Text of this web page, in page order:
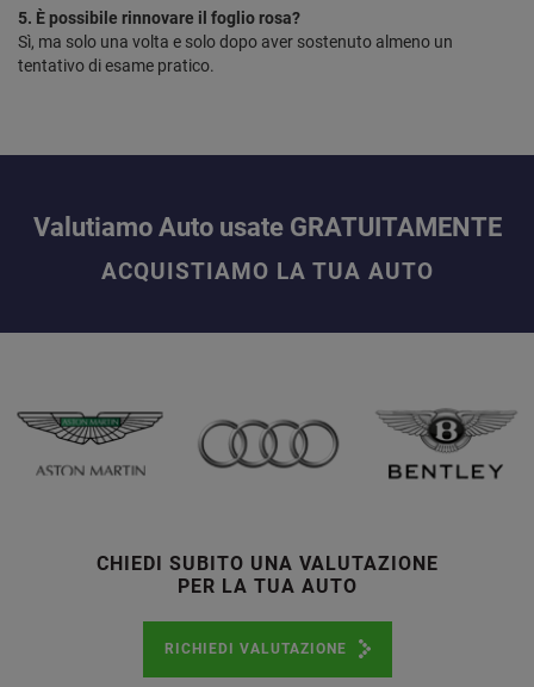
5. È possibile rinnovare il foglio rosa?
Sì, ma solo una volta e solo dopo aver sostenuto almeno un
tentativo di esame pratico.
Valutiamo Auto usate GRATUITAMENTE
ACQUISTIAMO LA TUA AUTO
CHIEDI SUBITO UNA VALUTAZIONE
PER LA TUA AUTO
RICHIEDI VALUTAZIONE